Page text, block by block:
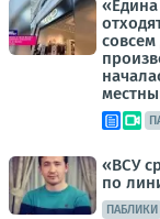
совсем
«ВСУ
по
ПАБЛИКИ